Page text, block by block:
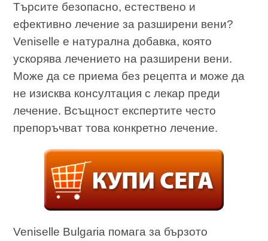
Търсите безопасно, естествено и
ефективно лечение за разширени вени?
Veniselle е натурална добавка, която
ускорява лечението на разширени вени.
Може да се приема без рецепта и може да
не изисква консултация с лекар преди
лечение. Всъщност експертите често
препоръчват това конкретно лечение.
Veniselle Bulgaria помага за бързото